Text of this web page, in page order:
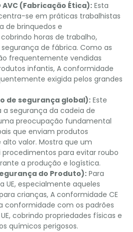
AVC (Fabricação Ética): Esta
se em práticas trabalhistas
de brinquedos e
horas de trabalho,
de fábrica. Como as
frequentemente vendidas
infantis, A conformidade
exigida pelos grandes
de segurança global): Este
segurança da cadeia de
preocupação fundamental
que enviam produtos
valor. Mostra que um
para evitar roubo
a produção e logística.
do Produto):Para
UE, especialmente aqueles
crianças, A conformidade CE
conformidade com os padrões
cobrindo propriedades físicas e
químicos perigosos.